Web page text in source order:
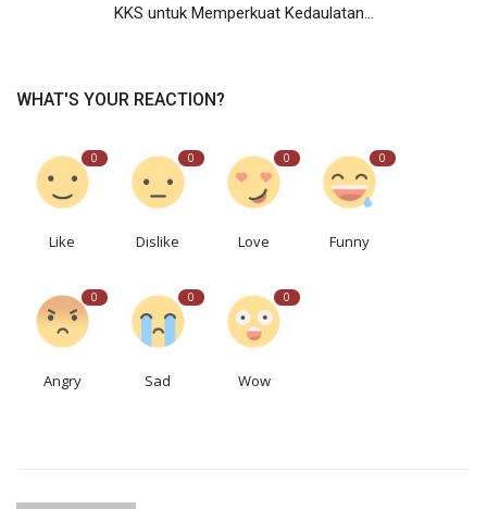
KKS untuk Memperkuat Kedaulatan...
WHAT'S YOUR REACTION?
0
Like
0
Dislike
0
Love
0
Funny
0
Angry
0
Sad
0
Wow